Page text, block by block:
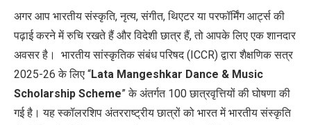
अगर आप भारतीय संस्कृति, नृत्य, संगीत, थिएटर या परफॉर्मिंग आर्ट्स की
पढ़ाई करने में रुचि रखते हैं और विदेशी छात्र हैं, तो आपके लिए एक शानदार
अवसर है। भारतीय सांस्कृतिक संबंध परिषद (ICCR)द्वाराशैक्षणिक सत्र
2025-26 के लिए “Lata Mangeshkar Dance & Music
Scholarship Scheme” के अंतर्गत 100 छात्रवृत्तियों की घोषणा की
गईहै। यह स्कॉलरशिप अंतरराष्ट्रीय छात्रों को भारत में भारतीय संस्कृति